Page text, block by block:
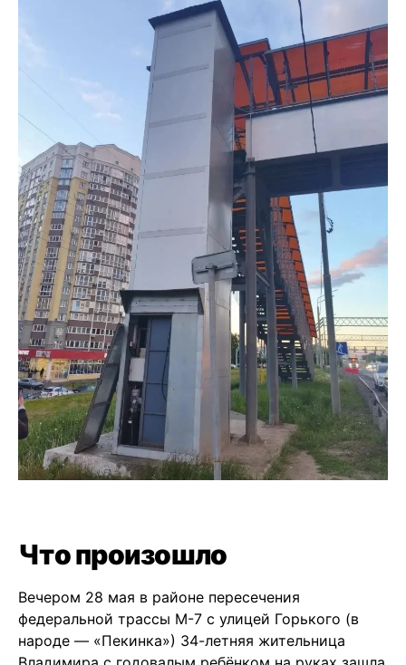
Что произошло
Вечером 28 мая в районе пересечения
федеральной трассы М-7 с улицей Горького (в
народе — «Пекинка») 34-летняя жительница